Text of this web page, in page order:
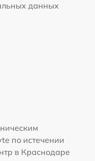
данных
по истечении
в Краснодаре